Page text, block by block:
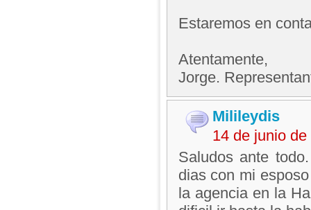
Estaremos en
Atentamente,
Jorge.
Milileydis
14 de junio
Saludos ante
dias con mi
la agencia en la